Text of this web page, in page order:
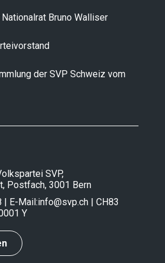
Bruno Walliser
der SVP Schweiz vom
SVP,
Postfach, 3001 Bern
| E-Mail:info@svp.ch | CH83
Y